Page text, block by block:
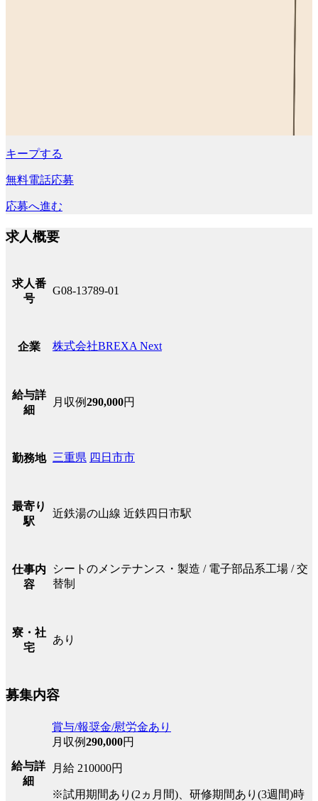
キープする
無料電話応募
応募へ進む
求人概要
求人番
号
G08-13789-01
企業 株式会社BREXA Next
給与詳
細
月収例290,000円
勤務地 三重県 四日市市
最寄り
駅
近鉄湯の山線 近鉄四日市駅
仕事内
容
シートのメンテナンス・製造 / 電子部品系工場 / 交
替制
寮・社
宅
あり
募集内容
給与詳
細
賞与/報奨金/慰労金あり
月収例290,000円
月給 210000円
※試用期間あり(2ヵ月間)、研修期間あり(3週間)時